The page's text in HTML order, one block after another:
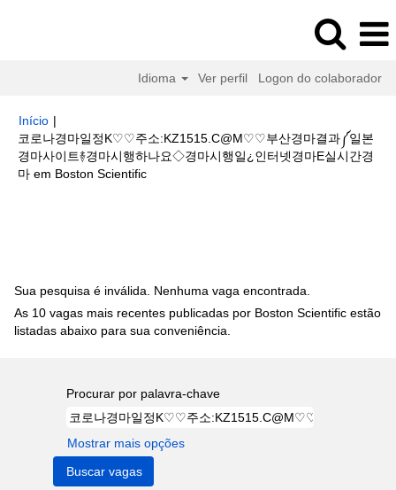
Idioma Ver perfil Logon do colaborador
Início |
코로나경마일정K♡♡주소:KZ1515.C@M♡♡부산경마결과༼일본
경마사이트࿈경마시행하나요◇경마시행일¿인터넷경마E실시간경
마 em Boston Scientific(página
Sua pesquisa é inválida. Nenhuma vaga encontrada.
As 10 vagas mais recentes publicadas por Boston Scientific estão
listadas abaixo para sua conveniência.
Procurar por palavra-chave
Mostrar mais opções